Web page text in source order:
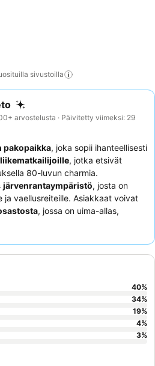
sivustoilla
arvostelusta · Päivitetty viimeksi: 29
pakopaikka, joka sopii ihanteellisesti
liikematkailijoille, jotka etsivät
80-luvun charmia.
järvenrantaympäristö, josta on
ja vaellusreiteille. Asiakkaat voivat
, jossa on uima-allas,
kokemuksen saamiseksi
päin olevaa huonetta
40%
34%
19%
4%
3%